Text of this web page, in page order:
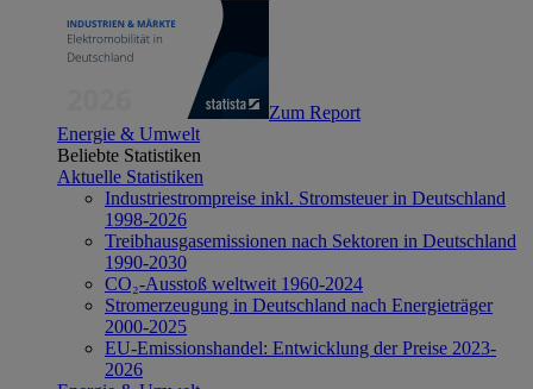
Zum Report
Energie & Umwelt
Beliebte Statistiken
Aktuelle Statistiken
Industriestrompreise inkl. Stromsteuer in Deutschland
1998-2026
Treibhausgasemissionen nach Sektoren in Deutschland
1990-2030
CO₂-Ausstoß weltweit 1960-2024
Stromerzeugung in Deutschland nach Energieträger
2000-2025
EU-Emissionshandel: Entwicklung der Preise 2023-
2026